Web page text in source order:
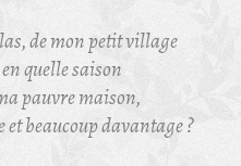
de mon petit village
quelle saison
pauvre maison,
beaucoup davantage ?